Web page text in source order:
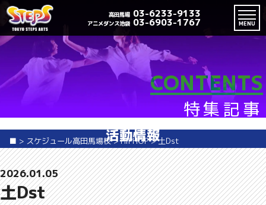
高田馬場 03-6233-9133
アニメダンス池袋 03-6903-1767 MENU
CONTENTS
特集記事
■ > スケジュール高田馬場校>HIPHOP>土Dst
活動情報
2026.01.05
土Dst